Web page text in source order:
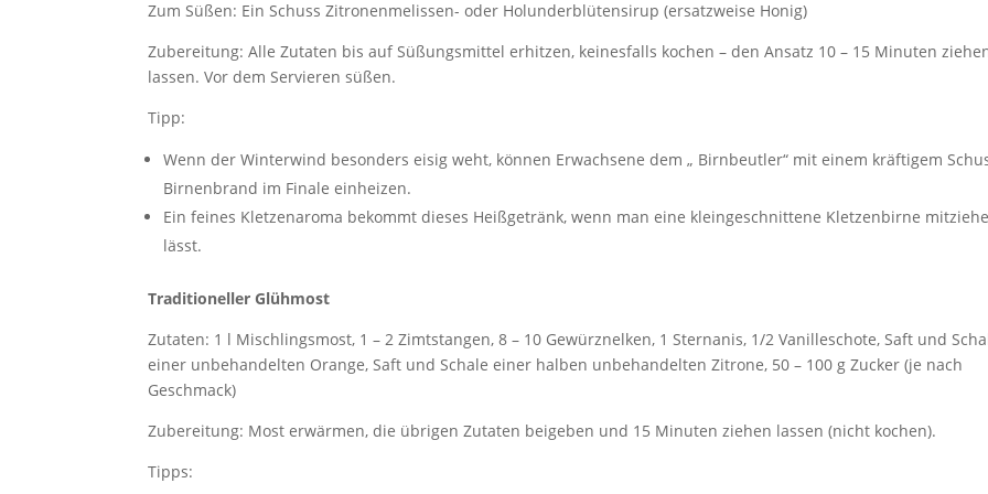
Zum Süßen: Ein Schuss Zitronenmelissen- oder Holunderblütensirup (ersatzweise Honig)
Zubereitung: Alle Zutaten bis auf Süßungsmittel erhitzen, keinesfalls kochen – den Ansatz 10 – 15 Minuten
lassen. Vor dem Servieren süßen.
Tipp:
Wenn der Winterwind besonders eisig weht, können Erwachsene dem „ Birnbeutler“ mit einem kräftigem
Birnenbrand im Finale einheizen.
Ein feines Kletzenaroma bekommt dieses Heißgetränk, wenn man eine kleingeschnittene Kletzenbirne
lässt.
Traditioneller Glühmost
Zutaten: 1 l Mischlingsmost, 1 – 2 Zimtstangen, 8 – 10 Gewürznelken, 1 Sternanis, 1/2 Vanilleschote, Saft und
einer unbehandelten Orange, Saft und Schale einer halben unbehandelten Zitrone, 50 – 100 g Zucker (je nach
Geschmack)
Zubereitung: Most erwärmen, die übrigen Zutaten beigeben und 15 Minuten ziehen lassen (nicht kochen).
Tipps: